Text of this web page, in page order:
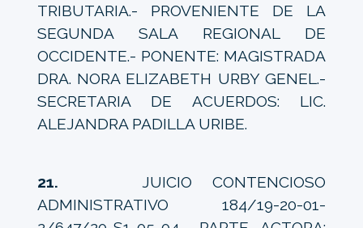
TRIBUTARIA.- PROVENIENTE DE LA
SEGUNDA SALA REGIONAL DE
OCCIDENTE.- PONENTE: MAGISTRADA
DRA. NORA ELIZABETH URBY GENEL.-
SECRETARIA DE ACUERDOS: LIC.
ALEJANDRA PADILLA URIBE.
21.
JUICIO CONTENCIOSO
ADMINISTRATIVO 184/19-20-01-